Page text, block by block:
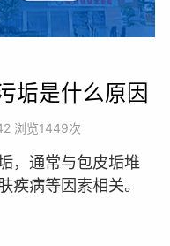
垢是什么原因
浏览1449次
通常与包皮垢堆
疾病等因素相关。